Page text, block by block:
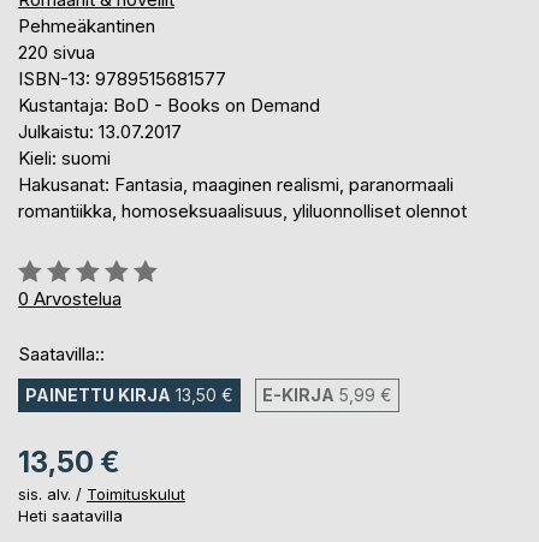
Pehmeäkantinen
220 sivua
ISBN-13: 9789515681577
Kustantaja: BoD - Books on Demand
Julkaistu: 13.07.2017
Kieli: suomi
Hakusanat: Fantasia, maaginen realismi, paranormaali
romantiikka, homoseksuaalisuus, yliluonnolliset olennot
Arvostelu::
0%
0 Arvostelua
Saatavilla::
PAINETTU KIRJA 13,50 € E-KIRJA 5,99 €
13,50 €
sis. alv. / Toimituskulut
Heti saatavilla